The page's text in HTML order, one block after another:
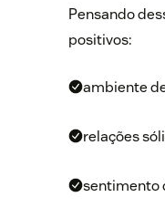
Pensando
positivos:
ambiente
relações
sentimento